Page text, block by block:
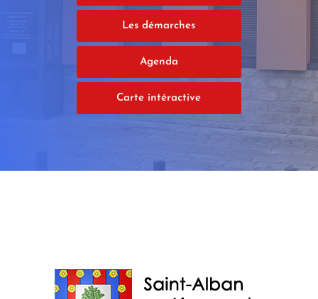
Les démarches
Agenda
Carte intéractive